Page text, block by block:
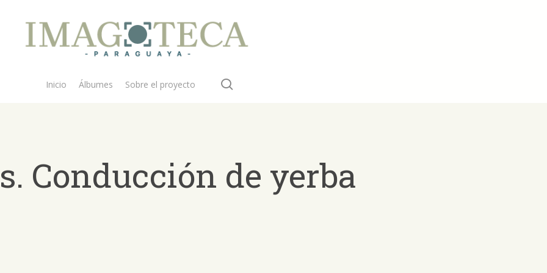
Inicio Álbumes Sobre el proyecto
Conducción de yerba